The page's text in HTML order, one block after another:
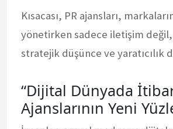
Kısacası, PR ajansları,
yönetirken sadece iletişim değil,
stratejik düşünce ve yaratıcılık
“Dijital Dünyada
Ajanslarının Yeni